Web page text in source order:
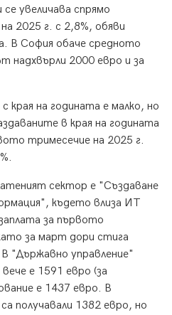
увеличава спрямо
2025 г. с 2,8%, обяви
В София обаче средното
надхвърли 2000 евро и за
края на годината е малко, но
в края на годината
тримесечие на 2025 г.
сектор е "Създаване
където влиза ИТ
за първото
за март дори стига
"Държавно управление"
е 1591 евро (за
е 1437 евро. В
получавали 1382 евро, но